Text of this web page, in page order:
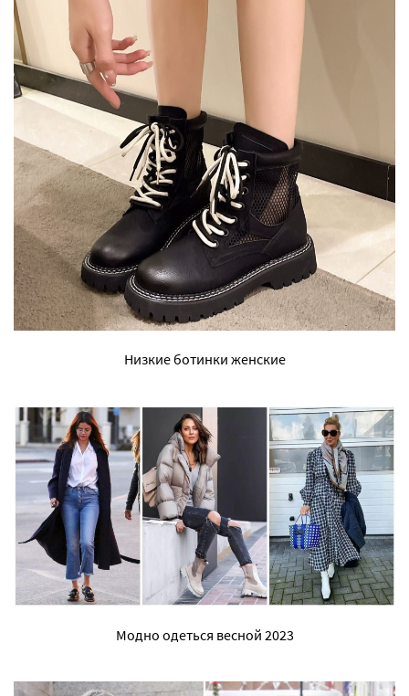
Низкие ботинки женские
Модно одеться весной 2023